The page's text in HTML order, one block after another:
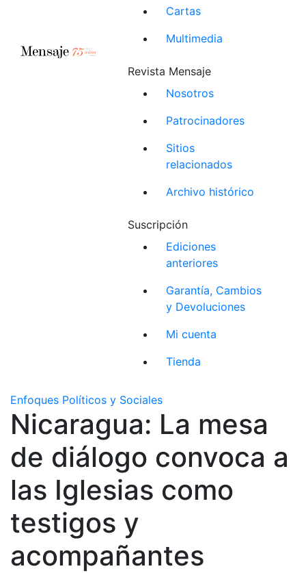
Cartas
Multimedia
Revista Mensaje
Nosotros
Patrocinadores
Sitios
relacionados
Archivo histórico
Suscripción
Ediciones
anteriores
Garantía, Cambios
y Devoluciones
Mi cuenta
Tienda
Enfoques Políticos y Sociales
Nicaragua: La mesa
de diálogo convoca a
las Iglesias como
testigos y
acompañantes